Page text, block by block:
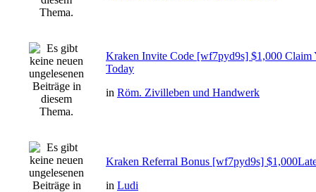
Kraken Invite Code [wf7pyd9s] $1,000 Claim
Today
in Röm. Zivilleben und Handwerk
Kraken Referral Bonus [wf7pyd9s]
in Ludi